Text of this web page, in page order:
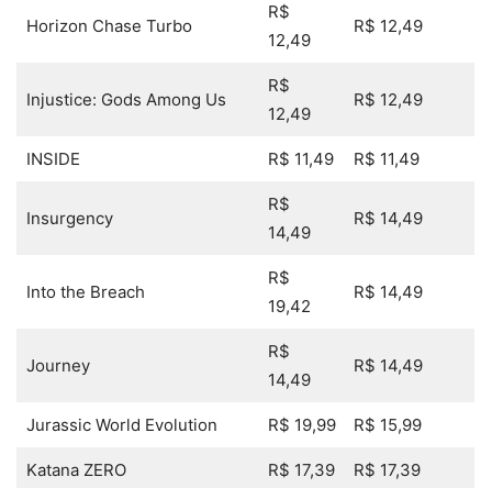
Horizon Chase Turbo
R$
12,49
R$ 12,49
Injustice: Gods Among Us
R$
12,49
R$ 12,49
INSIDE R$ 11,49 R$ 11,49
Insurgency
R$
14,49
R$ 14,49
Into the Breach
R$
19,42
R$ 14,49
Journey
R$
14,49
R$ 14,49
Jurassic World Evolution R$ 19,99 R$ 15,99
Katana ZERO R$ 17,39 R$ 17,39